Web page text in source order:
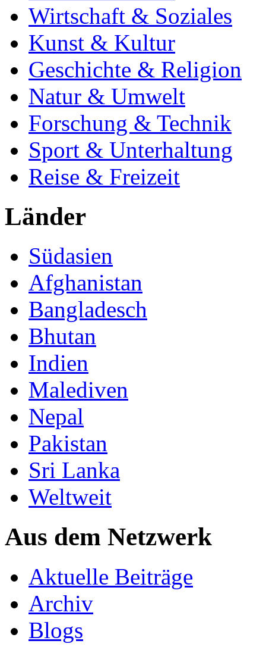
Wirtschaft & Soziales
Kunst & Kultur
Geschichte & Religion
Natur & Umwelt
Forschung & Technik
Sport & Unterhaltung
Reise & Freizeit
Länder
Südasien
Afghanistan
Bangladesch
Bhutan
Indien
Malediven
Nepal
Pakistan
Sri Lanka
Weltweit
Aus dem Netzwerk
Aktuelle Beiträge
Archiv
Blogs